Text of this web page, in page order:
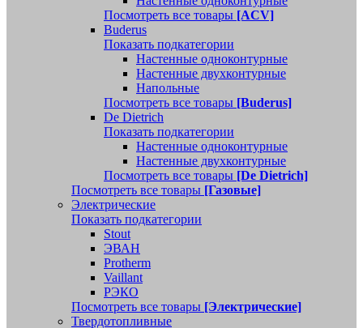
Посмотреть все товары [ACV]
Buderus
Показать подкатегории
Настенные одноконтурные
Настенные двухконтурные
Напольные
Посмотреть все товары [Buderus]
De Dietrich
Показать подкатегории
Настенные одноконтурные
Настенные двухконтурные
Посмотреть все товары [De Dietrich]
Посмотреть все товары [Газовые]
Электрические
Показать подкатегории
Stout
ЭВАН
Protherm
Vaillant
РЭКО
Посмотреть все товары [Электрические]
Твердотопливные